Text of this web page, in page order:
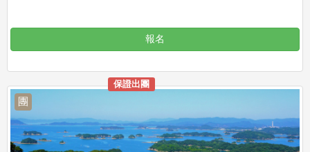
報名
團
保證出團